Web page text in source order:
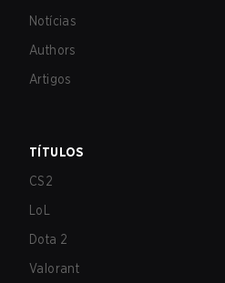
Notícias
Authors
Artigos
TÍTULOS
CS2
LoL
Dota 2
Valorant